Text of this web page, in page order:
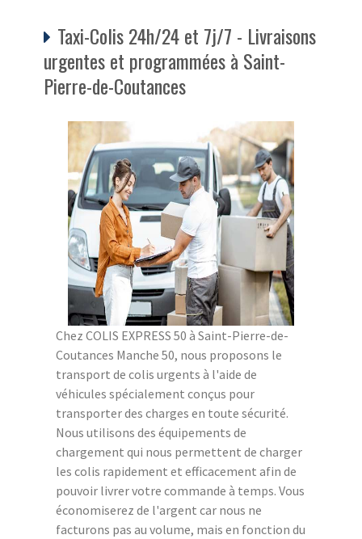
Taxi-Colis 24h/24 et 7j/7 - Livraisons
urgentes et programmées à Saint-
Pierre-de-Coutances
Chez COLIS EXPRESS 50 à Saint-Pierre-de-
Coutances Manche 50, nous proposons le
transport de colis urgents à l'aide de
véhicules spécialement conçus pour
transporter des charges en toute sécurité.
Nous utilisons des équipements de
chargement qui nous permettent de charger
les colis rapidement et efficacement afin de
pouvoir livrer votre commande à temps. Vous
économiserez de l'argent car nous ne
facturons pas au volume, mais en fonction du